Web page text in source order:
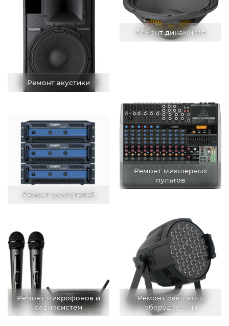
Ремонт акустики
Ремонт динамиков
Ремонт усилителей
Ремонт микшерных
пультов
Ремонт микрофонов и
радиосистем
Ремонт светового
оборудования